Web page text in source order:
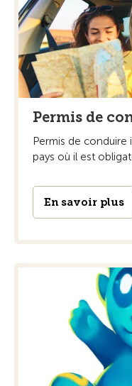
Permis de
Permis de conduire
pays où il est
En savoir plus